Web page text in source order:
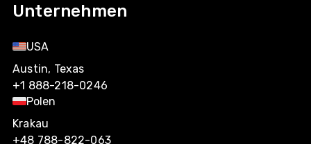
Unternehmen
USA
Austin, Texas
+1 888-218-0246
Polen
Krakau
+48 788-822-063